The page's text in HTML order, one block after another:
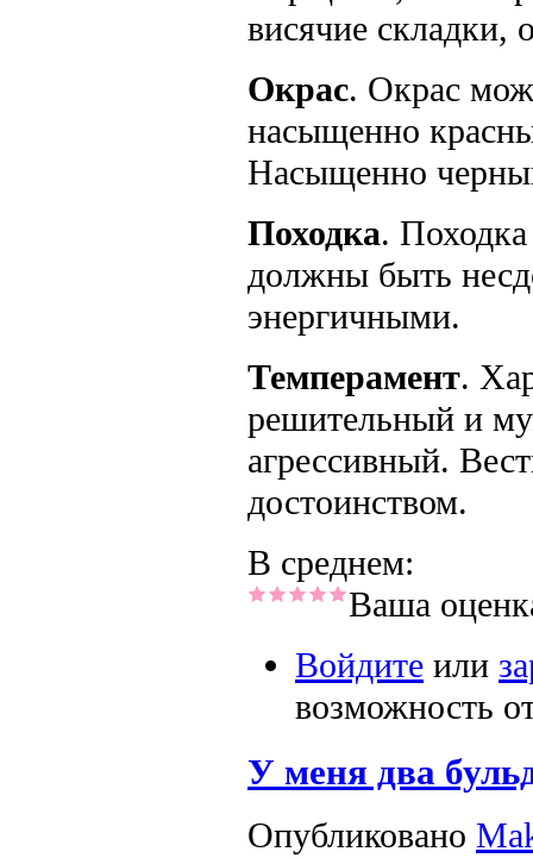
висячие складки,
Окрас. Окрас
насыщенно
Насыщенно
Походка.
должны быть
энергичными.
Темперамент.
решительный и
агрессивный.
достоинством.
В среднем:
Ваша
Войдите или
возможность
У меня два
Опубликовано